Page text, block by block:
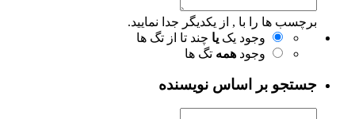
برچسب ها را با , از یکدیگر جدا نمایید.
وجود یک یا چند تا از تگ ها
وجود همه تگ ها
جستجو بر اساس نویسنده